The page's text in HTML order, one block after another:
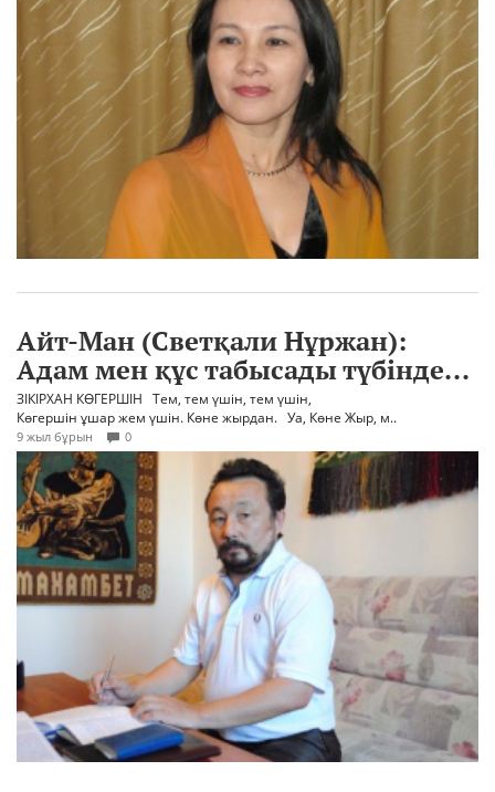
Айт-Ман (Светқали Нұржан):
Адам мен құс табысады түбінде...
ЗІКІРХАН КӨГЕРШІН Тем, тем үшін, тем үшін,
Көгершін ұшар жем үшін. Көне жырдан. Уа, Көне Жыр, м..
9 жыл бұрын 0